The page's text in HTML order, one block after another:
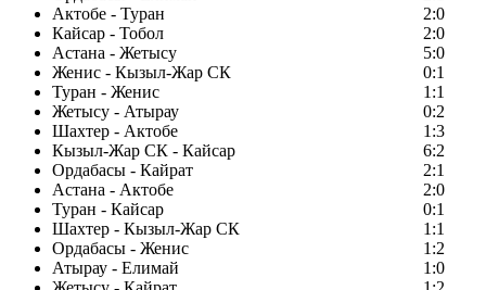
Актобе - Туран
2:0
Кайсар - Тобол
2:0
Астана - Жетысу
5:0
Женис - Кызыл-Жар СК
0:1
Туран - Женис
1:1
Жетысу - Атырау
0:2
Шахтер - Актобе
1:3
Кызыл-Жар СК - Кайсар
6:2
Ордабасы - Кайрат
2:1
Астана - Актобе
2:0
Туран - Кайсар
0:1
Шахтер - Кызыл-Жар СК
1:1
Ордабасы - Женис
1:2
Атырау - Елимай
1:0